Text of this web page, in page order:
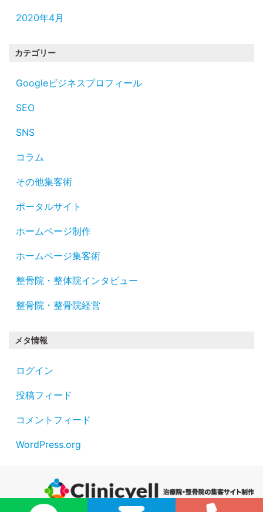
2020年4月
カテゴリー
Googleビジネスプロフィール
SEO
SNS
コラム
その他集客術
ポータルサイト
ホームページ制作
ホームページ集客術
整骨院・整体院インタビュー
整骨院・整骨院経営
メタ情報
ログイン
投稿フィード
コメントフィード
WordPress.org